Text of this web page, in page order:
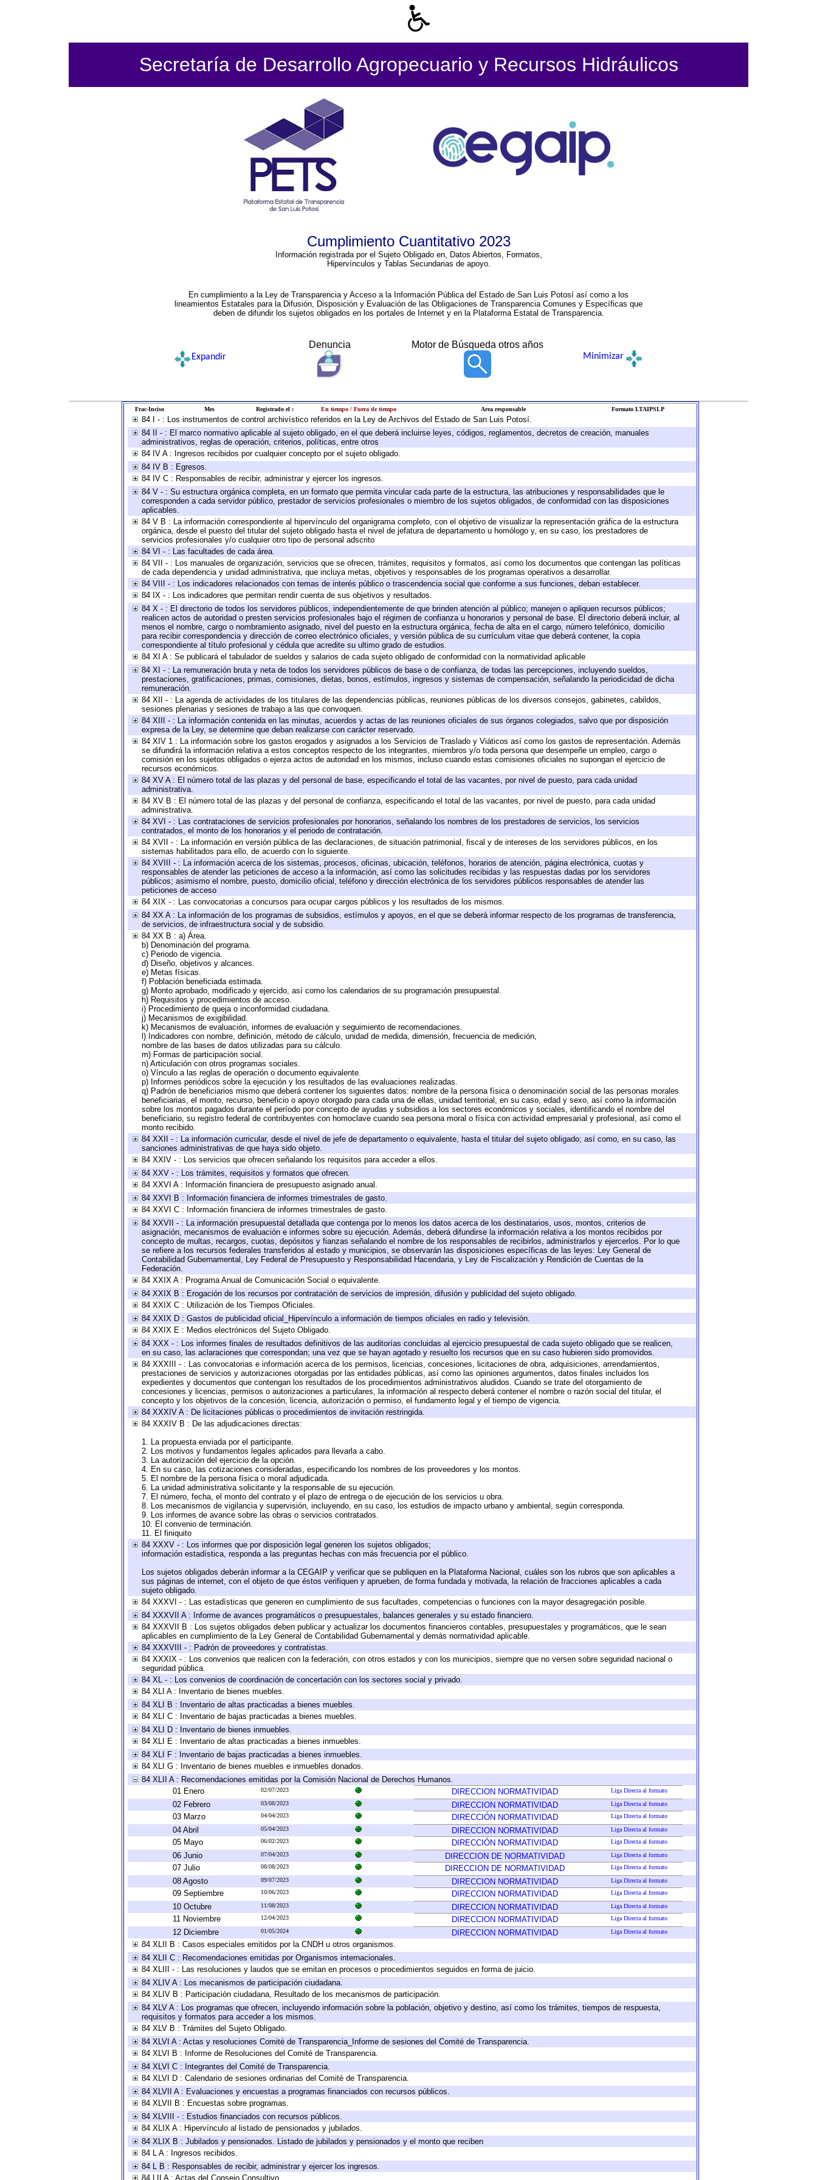
Secretaría de Desarrollo Agropecuario y Recursos Hidráulicos
Cumplimiento Cuantitativo 2023
Información registrada por el Sujeto Obligado en, Datos Abiertos, Formatos,
Hipervínculos y Tablas Secundarias de apoyo.
En cumplimiento a la Ley de Transparencia y Acceso a la Información Pública del Estado de San Luis Potosí así como a los
lineamientos Estatales para la Difusión, Disposición y Evaluación de las Obligaciones de Transparencia Comunes y Específicas que
deben de difundir los sujetos obligados en los portales de Internet y en la Plataforma Estatal de Transparencia.
Denuncia Motor de Búsqueda otros años
Expandir Minimizar
Frac-Inciso Mes Registrado el : En tiempo / Fuera de tiempo Area responsable Formato LTAIPSLP
84 I - : Los instrumentos de control archivístico referidos en la Ley de Archivos del Estado de San Luis Potosí.
84 II - : El marco normativo aplicable al sujeto obligado, en el que deberá incluirse leyes, códigos, reglamentos, decretos de creación, manuales
administrativos, reglas de operación, criterios, políticas, entre otros
84 IV A : Ingresos recibidos por cualquier concepto por el sujeto obligado.
84 IV B : Egresos.
84 IV C : Responsables de recibir, administrar y ejercer los ingresos.
84 V - : Su estructura orgánica completa, en un formato que permita vincular cada parte de la estructura, las atribuciones y responsabilidades que le
corresponden a cada servidor público, prestador de servicios profesionales o miembro de los sujetos obligados, de conformidad con las disposiciones
aplicables.
84 V B : La información correspondiente al hipervínculo del organigrama completo, con el objetivo de visualizar la representación gráfica de la estructura
orgánica, desde el puesto del titular del sujeto obligado hasta el nivel de jefatura de departamento u homólogo y, en su caso, los prestadores de
servicios profesionales y/o cualquier otro tipo de personal adscrito
84 VI - : Las facultades de cada área.
84 VII - : Los manuales de organización, servicios que se ofrecen, trámites, requisitos y formatos, así como los documentos que contengan las políticas
de cada dependencia y unidad administrativa, que incluya metas, objetivos y responsables de los programas operativos a desarrollar.
84 VIII - : Los indicadores relacionados con temas de interés público o trascendencia social que conforme a sus funciones, deban establecer.
84 IX - : Los indicadores que permitan rendir cuenta de sus objetivos y resultados.
84 X - : El directorio de todos los servidores públicos, independientemente de que brinden atención al público; manejen o apliquen recursos públicos;
realicen actos de autoridad o presten servicios profesionales bajo el régimen de confianza u honorarios y personal de base. El directorio deberá incluir, al
menos el nombre, cargo o nombramiento asignado, nivel del puesto en la estructura orgánica, fecha de alta en el cargo, número telefónico, domicilio
para recibir correspondencia y dirección de correo electrónico oficiales, y versión pública de su currículum vitae que deberá contener, la copia
correspondiente al título profesional y cédula que acredite su ultimo grado de estudios.
84 XI A : Se publicará el tabulador de sueldos y salarios de cada sujeto obligado de conformidad con la normatividad aplicable
84 XI - : La remuneración bruta y neta de todos los servidores públicos de base o de confianza, de todas las percepciones, incluyendo sueldos,
prestaciones, gratificaciones, primas, comisiones, dietas, bonos, estímulos, ingresos y sistemas de compensación, señalando la periodicidad de dicha
remuneración.
84 XII - : La agenda de actividades de los titulares de las dependencias públicas, reuniones públicas de los diversos consejos, gabinetes, cabildos,
sesiones plenarias y sesiones de trabajo a las que convoquen.
84 XIII - : La información contenida en las minutas, acuerdos y actas de las reuniones oficiales de sus órganos colegiados, salvo que por disposición
expresa de la Ley, se determine que deban realizarse con carácter reservado.
84 XIV 1 : La información sobre los gastos erogados y asignados a los Servicios de Traslado y Viáticos así como los gastos de representación. Además
se difundirá la información relativa a estos conceptos respecto de los integrantes, miembros y/o toda persona que desempeñe un empleo, cargo o
comisión en los sujetos obligados o ejerza actos de autoridad en los mismos, incluso cuando estas comisiones oficiales no supongan el ejercicio de
recursos económicos.
84 XV A : El número total de las plazas y del personal de base, especificando el total de las vacantes, por nivel de puesto, para cada unidad
administrativa.
84 XV B : El número total de las plazas y del personal de confianza, especificando el total de las vacantes, por nivel de puesto, para cada unidad
administrativa.
84 XVI - : Las contrataciones de servicios profesionales por honorarios, señalando los nombres de los prestadores de servicios, los servicios
contratados, el monto de los honorarios y el periodo de contratación.
84 XVII - : La información en versión pública de las declaraciones, de situación patrimonial, fiscal y de intereses de los servidores públicos, en los
sistemas habilitados para ello, de acuerdo con lo siguiente.
84 XVIII - : La información acerca de los sistemas, procesos, oficinas, ubicación, teléfonos, horarios de atención, página electrónica, cuotas y
responsables de atender las peticiones de acceso a la información, así como las solicitudes recibidas y las respuestas dadas por los servidores
públicos; asimismo el nombre, puesto, domicilio oficial, teléfono y dirección electrónica de los servidores públicos responsables de atender las
peticiones de acceso
84 XIX - : Las convocatorias a concursos para ocupar cargos públicos y los resultados de los mismos.
84 XX A : La información de los programas de subsidios, estímulos y apoyos, en el que se deberá informar respecto de los programas de transferencia,
de servicios, de infraestructura social y de subsidio.
84 XX B : a) Área.
b) Denominación del programa.
c) Periodo de vigencia.
d) Diseño, objetivos y alcances.
e) Metas físicas.
f) Población beneficiada estimada.
g) Monto aprobado, modificado y ejercido, así como los calendarios de su programación presupuestal.
h) Requisitos y procedimientos de acceso.
i) Procedimiento de queja o inconformidad ciudadana.
j) Mecanismos de exigibilidad.
k) Mecanismos de evaluación, informes de evaluación y seguimiento de recomendaciones.
l) Indicadores con nombre, definición, método de cálculo, unidad de medida, dimensión, frecuencia de medición,
nombre de las bases de datos utilizadas para su cálculo.
m) Formas de participación social.
n) Articulación con otros programas sociales.
o) Vínculo a las reglas de operación o documento equivalente.
p) Informes periódicos sobre la ejecución y los resultados de las evaluaciones realizadas.
q) Padrón de beneficiarios mismo que deberá contener los siguientes datos: nombre de la persona física o denominación social de las personas morales
beneficiarias, el monto, recurso, beneficio o apoyo otorgado para cada una de ellas, unidad territorial, en su caso, edad y sexo, así como la información
sobre los montos pagados durante el período por concepto de ayudas y subsidios a los sectores económicos y sociales, identificando el nombre del
beneficiario, su registro federal de contribuyentes con homoclave cuando sea persona moral o física con actividad empresarial y profesional, así como el
monto recibido.
84 XXII - : La información curricular, desde el nivel de jefe de departamento o equivalente, hasta el titular del sujeto obligado; así como, en su caso, las
sanciones administrativas de que haya sido objeto.
84 XXIV - : Los servicios que ofrecen señalando los requisitos para acceder a ellos.
84 XXV - : Los trámites, requisitos y formatos que ofrecen.
84 XXVI A : Información financiera de presupuesto asignado anual.
84 XXVI B : Información financiera de informes trimestrales de gasto.
84 XXVI C : Información financiera de informes trimestrales de gasto.
84 XXVII - : La información presupuestal detallada que contenga por lo menos los datos acerca de los destinatarios, usos, montos, criterios de
asignación, mecanismos de evaluación e informes sobre su ejecución. Además, deberá difundirse la información relativa a los montos recibidos por
concepto de multas, recargos, cuotas, depósitos y fianzas señalando el nombre de los responsables de recibirlos, administrarlos y ejercerlos. Por lo que
se refiere a los recursos federales transferidos al estado y municipios, se observarán las disposiciones específicas de las leyes: Ley General de
Contabilidad Gubernamental, Ley Federal de Presupuesto y Responsabilidad Hacendaria, y Ley de Fiscalización y Rendición de Cuentas de la
Federación.
84 XXIX A : Programa Anual de Comunicación Social o equivalente.
84 XXIX B : Erogación de los recursos por contratación de servicios de impresión, difusión y publicidad del sujeto obligado.
84 XXIX C : Utilización de los Tiempos Oficiales.
84 XXIX D : Gastos de publicidad oficial_Hipervínculo a información de tiempos oficiales en radio y televisión.
84 XXIX E : Medios electrónicos del Sujeto Obligado.
84 XXX - : Los informes finales de resultados definitivos de las auditorías concluidas al ejercicio presupuestal de cada sujeto obligado que se realicen,
en su caso, las aclaraciones que correspondan; una vez que se hayan agotado y resuelto los recursos que en su caso hubieren sido promovidos.
84 XXXIII - : Las convocatorias e información acerca de los permisos, licencias, concesiones, licitaciones de obra, adquisiciones, arrendamientos,
prestaciones de servicios y autorizaciones otorgadas por las entidades públicas, así como las opiniones argumentos, datos finales incluidos los
expedientes y documentos que contengan los resultados de los procedimientos administrativos aludidos. Cuando se trate del otorgamiento de
concesiones y licencias, permisos o autorizaciones a particulares, la información al respecto deberá contener el nombre o razón social del titular, el
concepto y los objetivos de la concesión, licencia, autorización o permiso, el fundamento legal y el tiempo de vigencia.
84 XXXIV A : De licitaciones públicas o procedimientos de invitación restringida.
84 XXXIV B : De las adjudicaciones directas:
1. La propuesta enviada por el participante.
2. Los motivos y fundamentos legales aplicados para llevarla a cabo.
3. La autorización del ejercicio de la opción.
4. En su caso, las cotizaciones consideradas, especificando los nombres de los proveedores y los montos.
5. El nombre de la persona física o moral adjudicada.
6. La unidad administrativa solicitante y la responsable de su ejecución.
7. El número, fecha, el monto del contrato y el plazo de entrega o de ejecución de los servicios u obra.
8. Los mecanismos de vigilancia y supervisión, incluyendo, en su caso, los estudios de impacto urbano y ambiental, según corresponda.
9. Los informes de avance sobre las obras o servicios contratados.
10. El convenio de terminación.
11. El finiquito
84 XXXV - : Los informes que por disposición legal generen los sujetos obligados;
información estadística, responda a las preguntas hechas con más frecuencia por el público.
Los sujetos obligados deberán informar a la CEGAIP y verificar que se publiquen en la Plataforma Nacional, cuáles son los rubros que son aplicables a
sus páginas de internet, con el objeto de que éstos verifiquen y aprueben, de forma fundada y motivada, la relación de fracciones aplicables a cada
sujeto obligado.
84 XXXVI - : Las estadísticas que generen en cumplimiento de sus facultades, competencias o funciones con la mayor desagregación posible.
84 XXXVII A : Informe de avances programáticos o presupuestales, balances generales y su estado financiero.
84 XXXVII B : Los sujetos obligados deben publicar y actualizar los documentos financieros contables, presupuestales y programáticos, que le sean
aplicables en cumplimiento de la Ley General de Contabilidad Gubernamental y demás normatividad aplicable.
84 XXXVIII - : Padrón de proveedores y contratistas.
84 XXXIX - : Los convenios que realicen con la federación, con otros estados y con los municipios, siempre que no versen sobre seguridad nacional o
seguridad pública.
84 XL - : Los convenios de coordinación de concertación con los sectores social y privado.
84 XLI A : Inventario de bienes muebles.
84 XLI B : Inventario de altas practicadas a bienes muebles.
84 XLI C : Inventario de bajas practicadas a bienes muebles.
84 XLI D : Inventario de bienes inmuebles.
84 XLI E : Inventario de altas practicadas a bienes inmuebles.
84 XLI F : Inventario de bajas practicadas a bienes inmuebles.
84 XLI G : Inventario de bienes muebles e inmuebles donados.
84 XLII A : Recomendaciones emitidas por la Comisión Nacional de Derechos Humanos.
01 Enero
02/07/2023 DIRECCION NORMATIVIDAD Liga Directa al formato
02 Febrero 03/08/2023 DIRECCION NORMATIVIDAD Liga Directa al formato
03 Marzo 04/04/2023 DIRECCIÓN NORMATIVIDAD Liga Directa al formato
04 Abril 05/04/2023 DIRECCION NORMATIVIDAD Liga Directa al formato
05 Mayo 06/02/2023 DIRECCIÓN NORMATIVIDAD Liga Directa al formato
06 Junio 07/04/2023 DIRECCION DE NORMATIVIDAD Liga Directa al formato
07 Julio 08/08/2023 DIRECCION DE NORMATIVIDAD Liga Directa al formato
08 Agosto 09/07/2023 DIRECCION NORMATIVIDAD Liga Directa al formato
09 Septiembre 10/06/2023 DIRECCION NORMATIVIDAD Liga Directa al formato
10 Octubre 11/08/2023 DIRECCION NORMATIVIDAD Liga Directa al formato
11 Noviembre 12/04/2023 DIRECCION NORMATIVIDAD Liga Directa al formato
12 Diciembre 01/05/2024 DIRECCION NORMATIVIDAD Liga Directa al formato
84 XLII B : Casos especiales emitidos por la CNDH u otros organismos.
84 XLII C : Recomendaciones emitidas por Organismos internacionales.
84 XLIII - : Las resoluciones y laudos que se emitan en procesos o procedimientos seguidos en forma de juicio.
84 XLIV A : Los mecanismos de participación ciudadana.
84 XLIV B : Participación ciudadana, Resultado de los mecanismos de participación.
84 XLV A : Los programas que ofrecen, incluyendo información sobre la población, objetivo y destino, así como los trámites, tiempos de respuesta,
requisitos y formatos para acceder a los mismos.
84 XLV B : Trámites del Sujeto Obligado.
84 XLVI A : Actas y resoluciones Comité de Transparencia_Informe de sesiones del Comité de Transparencia.
84 XLVI B : Informe de Resoluciones del Comité de Transparencia.
84 XLVI C : Integrantes del Comité de Transparencia.
84 XLVI D : Calendario de sesiones ordinarias del Comité de Transparencia.
84 XLVII A : Evaluaciones y encuestas a programas financiados con recursos públicos.
84 XLVII B : Encuestas sobre programas.
84 XLVIII - : Estudios financiados con recursos públicos.
84 XLIX A : Hipervínculo al listado de pensionados y jubilados.
84 XLIX B : Jubilados y pensionados. Listado de jubilados y pensionados y el monto que reciben
84 L A : Ingresos recibidos.
84 L B : Responsables de recibir, administrar y ejercer los ingresos.
84 LII A : Actas del Consejo Consultivo.